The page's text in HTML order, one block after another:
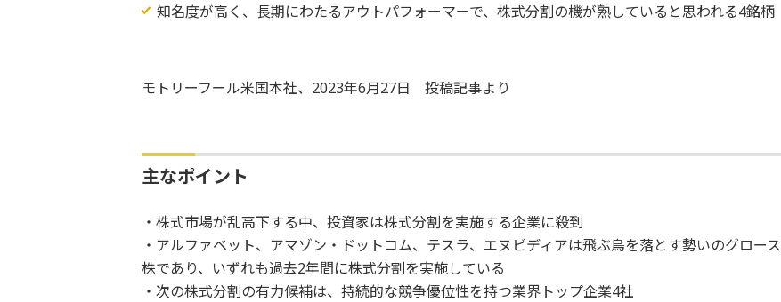
知名度が高く、長期にわたるアウトパフォーマーで、株式分割の機が熟していると思われる4銘柄
モトリーフール米国本社、2023年6月27日 投稿記事より
主なポイント
・株式市場が乱高下する中、投資家は株式分割を実施する企業に殺到
・アルファベット、アマゾン・ドットコム、テスラ、エヌビディアは飛ぶ鳥を落とす勢いのグロース
株であり、いずれも過去2年間に株式分割を実施している
・次の株式分割の有力候補は、持続的な競争優位性を持つ業界トップ企業4社